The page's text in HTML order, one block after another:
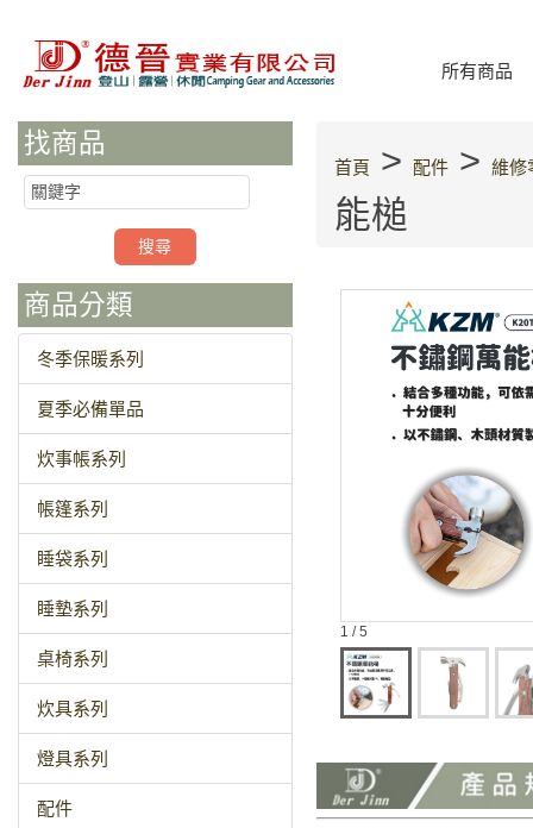
所有商品
找商品
商品分類
冬季保暖系列
夏季必備單品
炊事帳系列
帳篷系列
睡袋系列
睡墊系列
桌椅系列
炊具系列
燈具系列
配件
首頁 > 配件 > 維修
能槌
1 / 5